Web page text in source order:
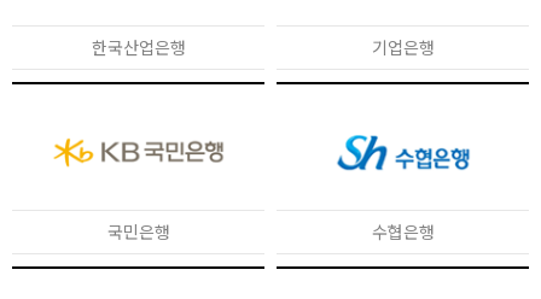
한국산업은행 기업은행
국민은행 수협은행